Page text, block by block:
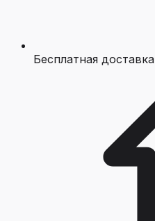
Бесплатная доставка